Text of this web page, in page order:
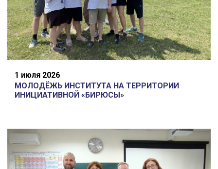
1 июля 2026
МОЛОДЁЖЬ ИНСТИТУТА НА ТЕРРИТОРИИ
ИНИЦИАТИВНОЙ «БИРЮСЫ»